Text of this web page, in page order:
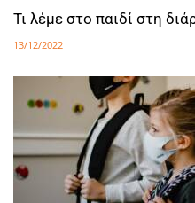
Τι λέμε στο παιδί στη
13/12/2022